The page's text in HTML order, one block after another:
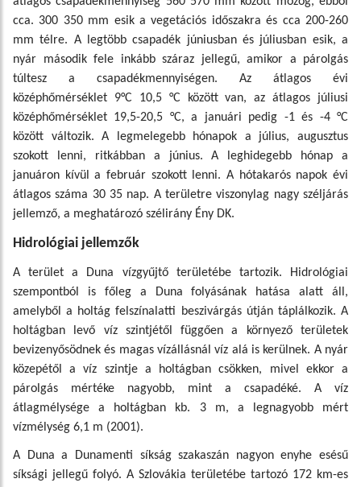
cca. 300 350 mm esik a vegetációs időszakra és cca 200-260
mm télre. A legtöbb csapadék júniusban és júliusban esik, a
nyár második fele inkább száraz jellegű, amikor a párolgás
túltesz a csapadékmennyiségen. Az átlagos évi
középhőmérséklet 9°C 10,5 °C között van, az átlagos júliusi
középhőmérséklet 19,5-20,5 °C, a januári pedig -1 és -4 °C
között változik. A legmelegebb hónapok a július, augusztus
szokott lenni, ritkábban a június. A leghidegebb hónap a
januáron kívül a február szokott lenni. A hótakarós napok évi
átlagos száma 30 35 nap. A területre viszonylag nagy széljárás
jellemző, a meghatározó szélirány Ény DK.
Hidrológiai jellemzők
A terület a Duna vízgyűjtő területébe tartozik. Hidrológiai
szempontból is főleg a Duna folyásának hatása alatt áll,
amelyből a holtág felszínalatti beszivárgás útján táplálkozik. A
holtágban levő víz szintjétől függően a környező területek
bevizenyősödnek és magas vízállásnál víz alá is kerülnek. A nyár
közepétől a víz szintje a holtágban csökken, mivel ekkor a
párolgás mértéke nagyobb, mint a csapadéké. A víz
átlagmélysége a holtágban kb. 3 m, a legnagyobb mért
vízmélység 6,1 m (2001).
A Duna a Dunamenti síkság szakaszán nagyon enyhe esésű
síksági jellegű folyó. A Szlovákia területébe tartozó 172 km-es